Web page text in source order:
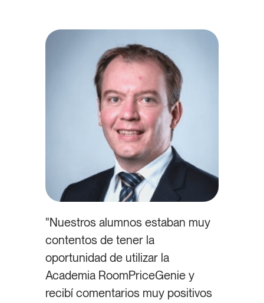
"Nuestros alumnos estaban muy
contentos de tener la
oportunidad de utilizar la
Academia RoomPriceGenie y
recibí comentarios muy positivos